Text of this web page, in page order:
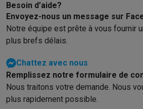
Besoin d’aide?
Envoyez-nous un message sur
Notre équipe est prête à vous fournir
plus brefs délais.
Chattez avec nous
Remplissez notre formulaire de
Nous traitons votre demande. Nous
plus rapidement possible.